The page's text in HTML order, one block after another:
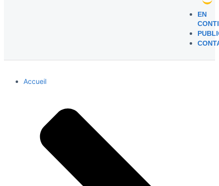
EN
Accueil